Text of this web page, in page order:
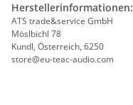
Herstellerinformationen:
ATS trade&service GmbH
Möslbichl 78
Kundl, Österreich, 6250
store@eu-teac-audio.com